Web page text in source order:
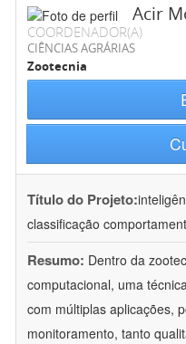
Acir
COORDENADOR(A)
CIÊNCIAS AGRÁRIAS
Zootecnia
Título do Projeto:
classificação
Resumo: Dentro da
computacional, uma
com múltiplas aplicações,
monitoramento, tanto